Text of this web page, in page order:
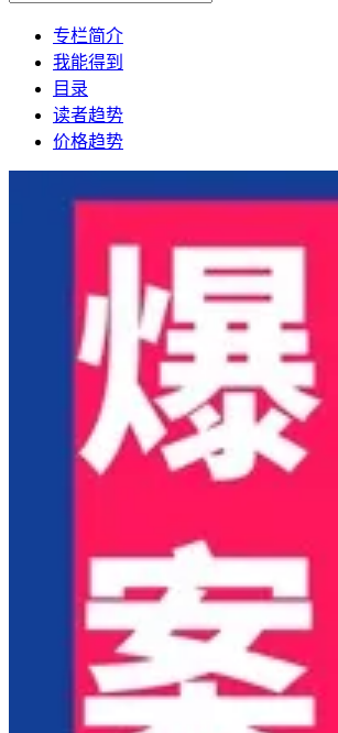
专栏简介
我能得到
目录
读者趋势
价格趋势